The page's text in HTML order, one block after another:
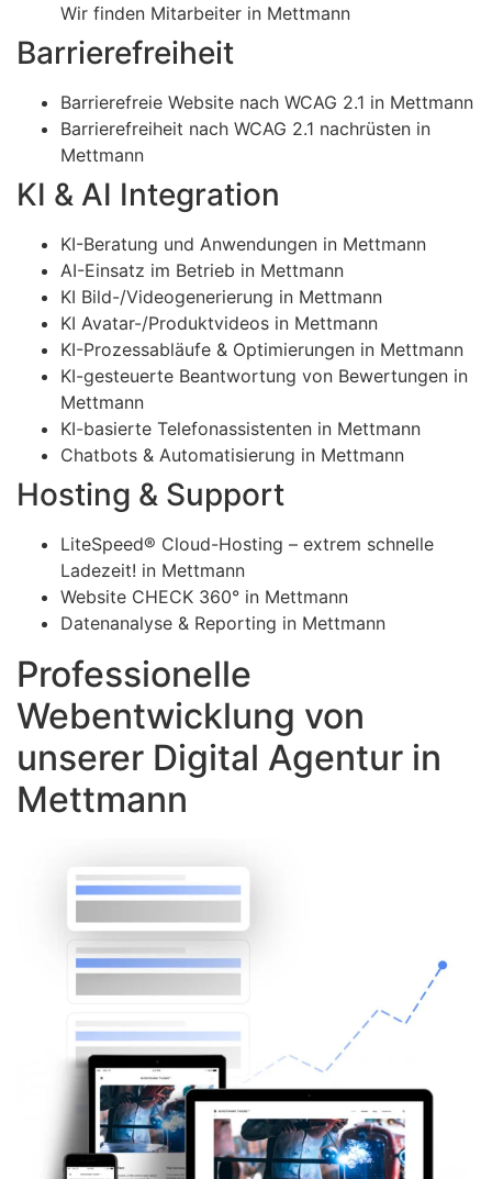
Wir finden Mitarbeiter in Mettmann
Barrierefreiheit
Barrierefreie Website nach WCAG 2.1 in Mettmann
Barrierefreiheit nach WCAG 2.1 nachrüsten in
Mettmann
KI & AI Integration
KI-Beratung und Anwendungen in Mettmann
AI-Einsatz im Betrieb in Mettmann
KI Bild-/Videogenerierung in Mettmann
KI Avatar-/Produktvideos in Mettmann
KI-Prozessabläufe & Optimierungen in Mettmann
KI-gesteuerte Beantwortung von Bewertungen in
Mettmann
KI-basierte Telefonassistenten in Mettmann
Chatbots & Automatisierung in Mettmann
Hosting & Support
LiteSpeed® Cloud-Hosting – extrem schnelle
Ladezeit! in Mettmann
Website CHECK 360° in Mettmann
Datenanalyse & Reporting in Mettmann
Professionelle
Webentwicklung von
unserer Digital Agentur in
Mettmann